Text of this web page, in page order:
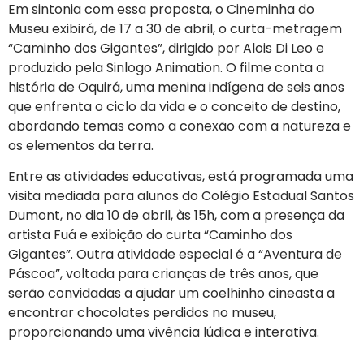
Em sintonia com essa proposta, o Cineminha do
Museu exibirá, de 17 a 30 de abril, o curta-metragem
“Caminho dos Gigantes”, dirigido por Alois Di Leo e
produzido pela Sinlogo Animation. O filme conta a
história de Oquirá, uma menina indígena de seis anos
que enfrenta o ciclo da vida e o conceito de destino,
abordando temas como a conexão com a natureza e
os elementos da terra.
Entre as atividades educativas, está programada uma
visita mediada para alunos do Colégio Estadual Santos
Dumont, no dia 10 de abril, às 15h, com a presença da
artista Fuá e exibição do curta “Caminho dos
Gigantes”. Outra atividade especial é a “Aventura de
Páscoa”, voltada para crianças de três anos, que
serão convidadas a ajudar um coelhinho cineasta a
encontrar chocolates perdidos no museu,
proporcionando uma vivência lúdica e interativa.